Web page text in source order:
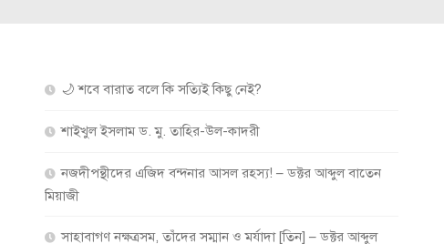
🌙 শবে বারাত বলে কি সত্যিই কিছু নেই?
শাইখুল ইসলাম ড. মু. তাহির-উল-কাদরী
নজদীপন্থীদের এজিদ বন্দনার আসল রহস্য! – ডক্টর আব্দুল বাতেন
মিয়াজী
সাহাবাগণ নক্ষত্রসম, তাঁদের সম্মান ও মর্যাদা [তিন] – ডক্টর আব্দুল